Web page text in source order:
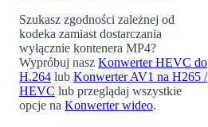
Szukasz zgodności zależnej od
kodeka zamiast dostarczania
wyłącznie kontenera MP4?
Wypróbuj nasz Konwerter HEVC do
H.264 lub Konwerter AV1 na H265 /
HEVC lub przeglądaj wszystkie
opcje na Konwerter wideo.